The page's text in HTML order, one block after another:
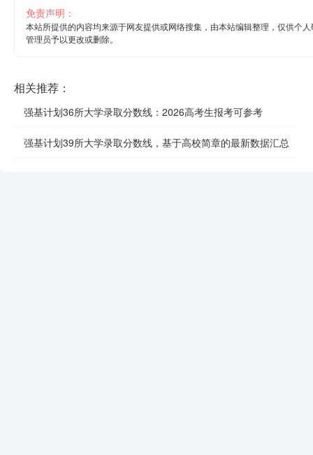
免责声明：
本站所提供的内容均来源于网友提供或网络搜集，由本站编辑整理，仅供个
管理员予以更改或删除。
相关推荐：
强基计划36所大学录取分数线：2026高考生报考可参考
强基计划39所大学录取分数线，基于高校简章的最新数据汇总